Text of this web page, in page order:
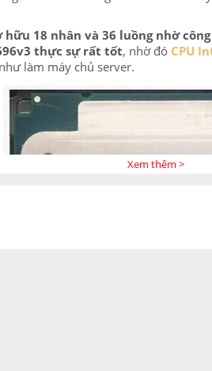
hữu 18 nhân và 36 luồng nhờ
thực sự rất tốt, nhờ đó CPU
làm máy chủ server.
Xem thêm >